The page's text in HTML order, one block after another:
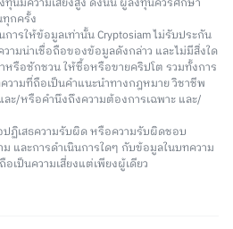
กครั้ง
ารให้ข้อมูลเท่านั้น Cryptosiam ไม่รับประกัน
มน่าเชื่อถือของข้อมูลดังกล่าว และไม่มีสิ่งใด
หรือชักชวน ให้ซื้อหรือขายคริปโต รวมทั้งการ
วามที่ถือเป็นคำแนะนำทางกฎหมาย วิชาชีพ
ะ/หรือคำนึงถึงความต้องการเฉพาะ และ/
ปฏิเสธความรับผิด หรือความรับผิดชอบ
และการดำเนินการใดๆ กับข้อมูลในบทความ
เป็นความเสี่ยงแต่เพียงผู้เดียว